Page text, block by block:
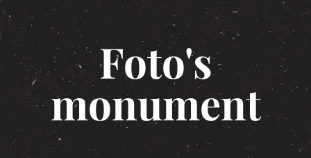
Foto's
monument